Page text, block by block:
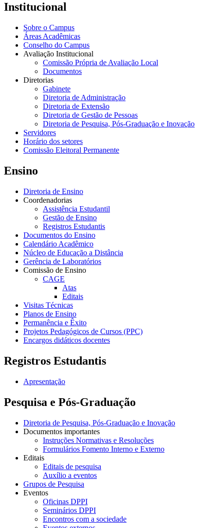
Institucional
Sobre o Campus
Áreas Acadêmicas
Conselho do Campus
Avaliação Institucional
Comissão Própria de Avaliação Local
Documentos
Diretorias
Gabinete
Diretoria de Administração
Diretoria de Extensão
Diretoria de Gestão de Pessoas
Diretoria de Pesquisa, Pós-Graduação e Inovação
Servidores
Horário dos setores
Comissão Eleitoral Permanente
Ensino
Diretoria de Ensino
Coordenadorias
Assistência Estudantil
Gestão de Ensino
Registros Estudantis
Documentos do Ensino
Calendário Acadêmico
Núcleo de Educação a Distância
Gerência de Laboratórios
Comissão de Ensino
CAGE
Atas
Editais
Visitas Técnicas
Planos de Ensino
Permanência e Êxito
Projetos Pedagógicos de Cursos (PPC)
Encargos didáticos docentes
Registros Estudantis
Apresentação
Pesquisa e Pós-Graduação
Diretoria de Pesquisa, Pós-Graduação e Inovação
Documentos importantes
Instruções Normativas e Resoluções
Formulários Fomento Interno e Externo
Editais
Editais de pesquisa
Auxílio a eventos
Grupos de Pesquisa
Eventos
Oficinas DPPI
Seminários DPPI
Encontros com a sociedade